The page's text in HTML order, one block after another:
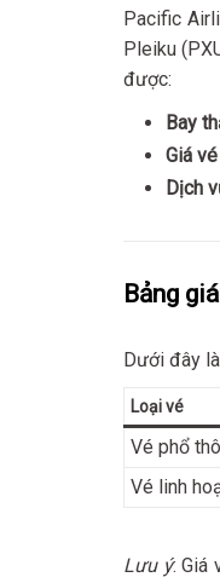
Pacific
Pleiku
được:
Bay
Giá
Dịch
Bảng
Dưới đây
Loại vé
Vé phổ
Vé linh
Lưu ý: Giá